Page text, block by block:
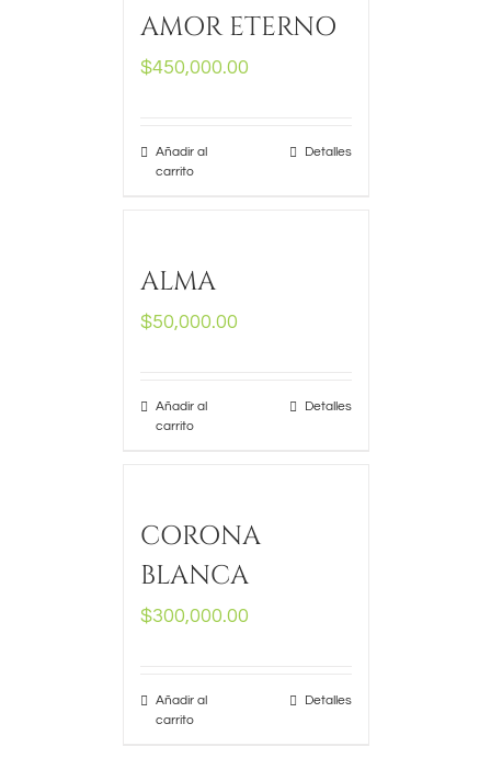
AMOR ETERNO
$450,000.00
Añadir al
carrito
Detalles
ALMA
$50,000.00
Añadir al
carrito
Detalles
CORONA
BLANCA
$300,000.00
Añadir al
carrito
Detalles